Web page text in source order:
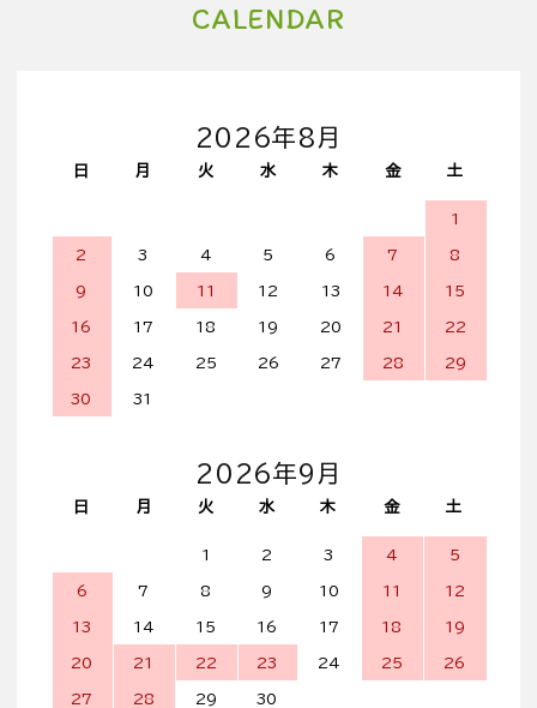
CALENDAR
2026年8月
日 月 火 水 木 金 土
1
2 3 4 5 6 7 8
9 10 11 12 13 14 15
16 17 18 19 20 21 22
23 24 25 26 27 28 29
30 31
2026年9月
日 月 火 水 木 金 土
1 2 3 4 5
6 7 8 9 10 11 12
13 14 15 16 17 18 19
20 21 22 23 24 25 26
27 28 29 30